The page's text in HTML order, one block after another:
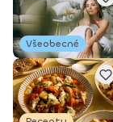
International University v
súčasnosti som.
predchádzajúcej
možnosť podieľať
Stempel College of Public Health
premene mojej
na realitu. Instagram: @marketgajdosova Podcast:
Všeobecné